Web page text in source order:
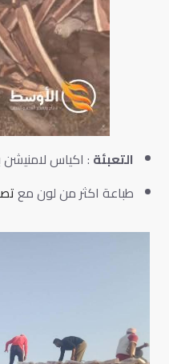
التعبئة : اكياس لامنيشن
طباعة اكثر من لون مع